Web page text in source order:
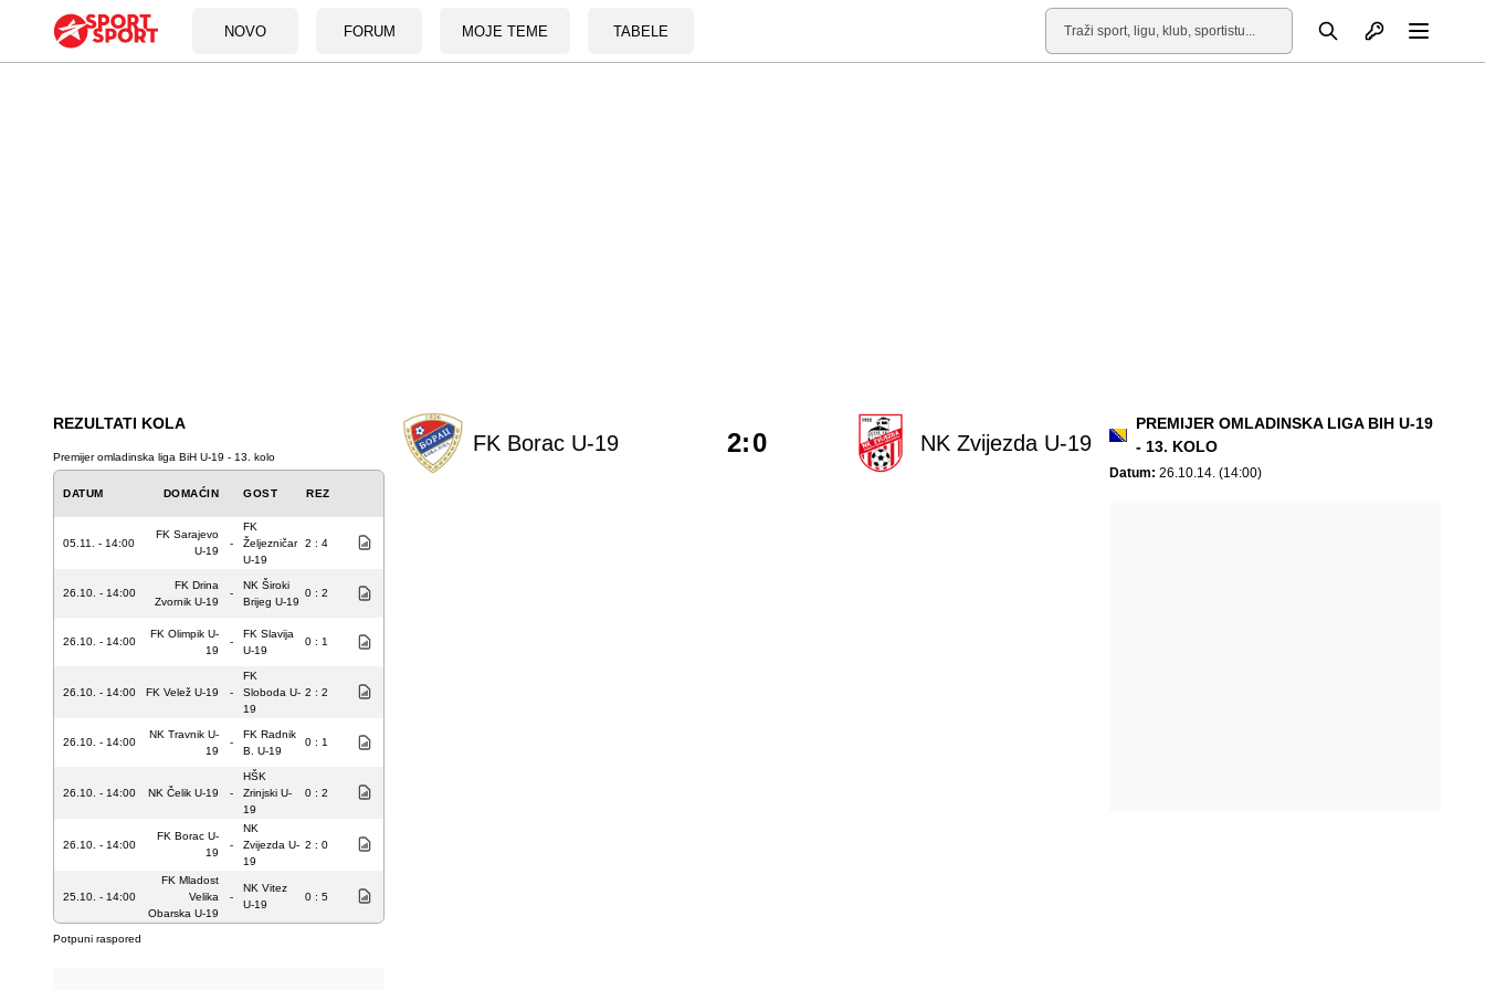
NOVO FORUM MOJE TEME TABELE
Pretraga Otvori profil
REZULTATI KOLA
Premijer omladinska liga BiH U-19 - 13. kolo
DATUM DOMAĆIN GOST REZ
05.11. - 14:00
FK Sarajevo
U-19
-
FK
Željezničar
U-19
2 : 4
26.10. - 14:00
FK Drina
Zvornik U-19
-
NK Široki
Brijeg U-19
0 : 2
26.10. - 14:00
FK Olimpik U-
19
-
FK Slavija
U-19
0 : 1
26.10. - 14:00 FK Velež U-19 -
FK
Sloboda U-
19
2 : 2
26.10. - 14:00
NK Travnik U-
19
-
FK Radnik
B. U-19
0 : 1
26.10. - 14:00 NK Čelik U-19 -
HŠK
Zrinjski U-
19
0 : 2
26.10. - 14:00
FK Borac U-
19
-
NK
Zvijezda U-
19
2 : 0
25.10. - 14:00
FK Mladost
Velika
Obarska U-19
-
NK Vitez
U-19
0 : 5
Potpuni raspored
FK Borac U-19 NK Zvijezda U-19
2:0
PREMIJER OMLADINSKA LIGA BIH U-19
- 13. KOLO
Datum: 26.10.14. (14:00)